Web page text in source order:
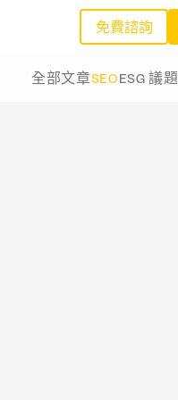
免費諮詢
全部文章SEOESG 議題